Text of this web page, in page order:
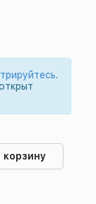
.
корзину